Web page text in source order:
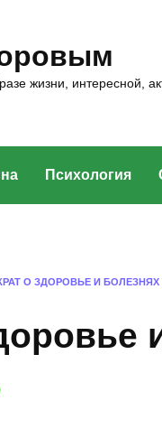
жизни, интересной,
Психология
О ЗДОРОВЬЕ И БОЛЕЗНЯХ